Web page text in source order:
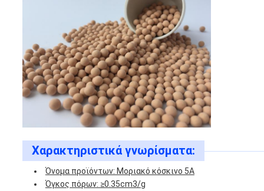
Χαρακτηριστικά γνωρίσματα:
Όνομα προϊόντων: Μοριακό κόσκινο 5A
Όγκος πόρων: ≥0.35cm3/g